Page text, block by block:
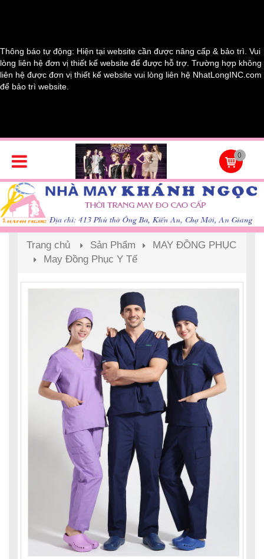
Thông báo tự động: Hiện tại website cần được nâng cấp & bảo trì. Vui
lòng liên hệ đơn vị thiết kế website để được hỗ trợ. Trường hợp không
liên hệ được đơn vị thiết kế website vui lòng liên hệ NhatLongINC.com
để bảo trì website.
0
Trang chủ Sản Phẩm
MAY ĐỒNG PHỤC
May Đồng Phục Y Tế